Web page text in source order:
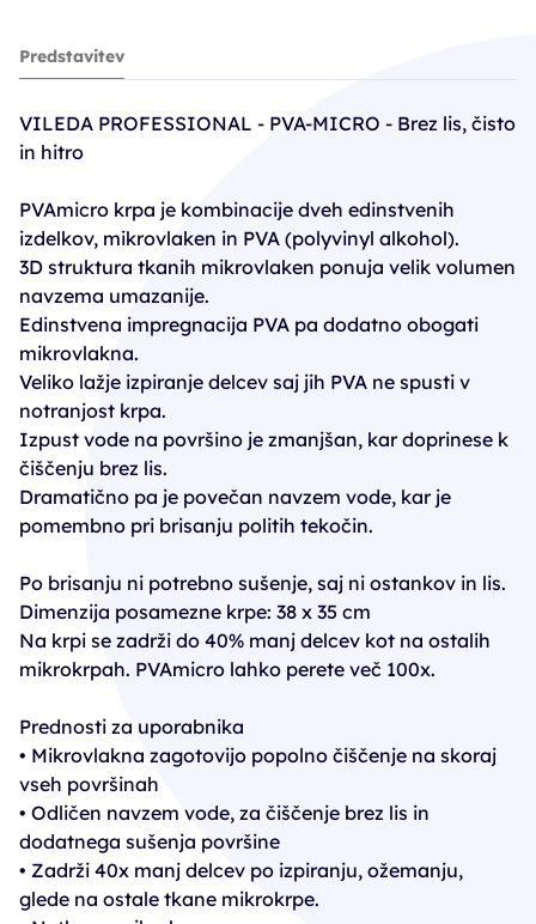
krpa VILP PVAmicro - modra
4,40€
Predstavitev
VILEDA PROFESSIONAL - PVA-MICRO - Brez lis, čisto
in hitro
PVAmicro krpa je kombinacije dveh edinstvenih
izdelkov, mikrovlaken in PVA (polyvinyl alkohol).
3D struktura tkanih mikrovlaken ponuja velik volumen
navzema umazanije.
Edinstvena impregnacija PVA pa dodatno obogati
mikrovlakna.
Veliko lažje izpiranje delcev saj jih PVA ne spusti v
notranjost krpa.
Izpust vode na površino je zmanjšan, kar doprinese k
čiščenju brez lis.
Dramatično pa je povečan navzem vode, kar je
pomembno pri brisanju politih tekočin.
Po brisanju ni potrebno sušenje, saj ni ostankov in lis.
Dimenzija posamezne krpe: 38 x 35 cm
Na krpi se zadrži do 40% manj delcev kot na ostalih
mikrokrpah. PVAmicro lahko perete več 100x.
Prednosti za uporabnika
• Mikrovlakna zagotovijo popolno čiščenje na skoraj
vseh površinah
• Odličen navzem vode, za čiščenje brez lis in
dodatnega sušenja površine
• Zadrži 40x manj delcev po izpiranju, ožemanju,
glede na ostale tkane mikrokrpe.